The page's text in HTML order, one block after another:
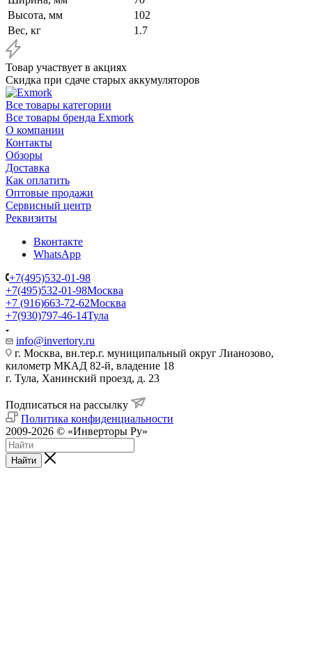
Высота, мм
102
Вес, кг
1.7
Товар участвует в акциях
Скидка при сдаче старых аккумуляторов
Все товары категории
Все товары бренда Exmork
О компании
Контакты
Обзоры
Доставка
Как оплатить
Оптовые продажи
Сервисный центр
Реквизиты
Вконтакте
WhatsApp
+7(495)532-01-98
+7(495)532-01-98Москва
+7 (916)663-72-62Москва
+7(930)797-46-14Тула
info@invertory.ru
г. Москва, вн.тер.г. муниципальный округ Лианозово,
километр МКАД 82-й, владение 18
г. Тула, Ханинский проезд, д. 23
Подписаться на рассылку
Политика конфиденциальности
2009-2026 © «Инверторы Ру»
Найти